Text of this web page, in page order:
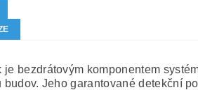
je bezdrátovým komponentem
budov. Jeho garantované detekční